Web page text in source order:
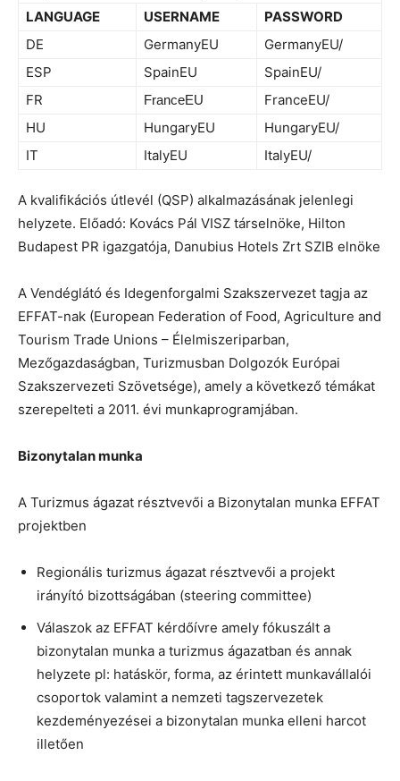
LANGUAGE
USERNAME
PASSWORD
DE
GermanyEU
GermanyEU/
ESP
SpainEU
SpainEU/
FR
FranceEU
FranceEU/
HU
HungaryEU
HungaryEU/
IT
ItalyEU ItalyEU/
A kvalifikációs útlevél (QSP) alkalmazásának jelenlegi
helyzete. Előadó: Kovács Pál VISZ társelnöke, Hilton
Budapest PR igazgatója, Danubius Hotels Zrt SZIB elnöke
A Vendéglátó és Idegenforgalmi Szakszervezet tagja az
EFFAT-nak (European Federation of Food, Agriculture and
Tourism Trade Unions – Élelmiszeriparban,
Mezőgazdaságban, Turizmusban Dolgozók Európai
Szakszervezeti Szövetsége), amely a következő témákat
szerepelteti a 2011. évi munkaprogramjában.
Bizonytalan munka
A Turizmus ágazat résztvevői a Bizonytalan munka EFFAT
projektben
Regionális turizmus ágazat résztvevői a projekt
irányító bizottságában (steering committee)
Válaszok az EFFAT kérdőívre amely fókuszált a
bizonytalan munka a turizmus ágazatban és annak
helyzete pl: hatáskör, forma, az érintett munkavállalói
csoportok valamint a nemzeti tagszervezetek
kezdeményezései a bizonytalan munka elleni harcot
illetően